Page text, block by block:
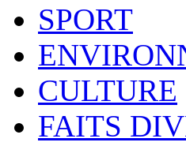
SPORT
CULTURE
FAITS